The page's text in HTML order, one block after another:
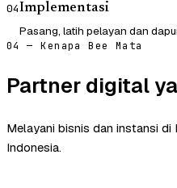
04Implementasi
Pasang, latih pelayan dan
04 — Kenapa Bee Mata
Partner digital
Melayani bisnis dan instansi di
Indonesia.